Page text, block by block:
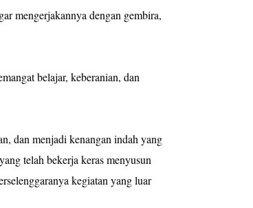
mengerjakannya dengan gembira,
belajar, keberanian, dan
dan menjadi kenangan indah yang
telah bekerja keras menyusun
kegiatan yang luar